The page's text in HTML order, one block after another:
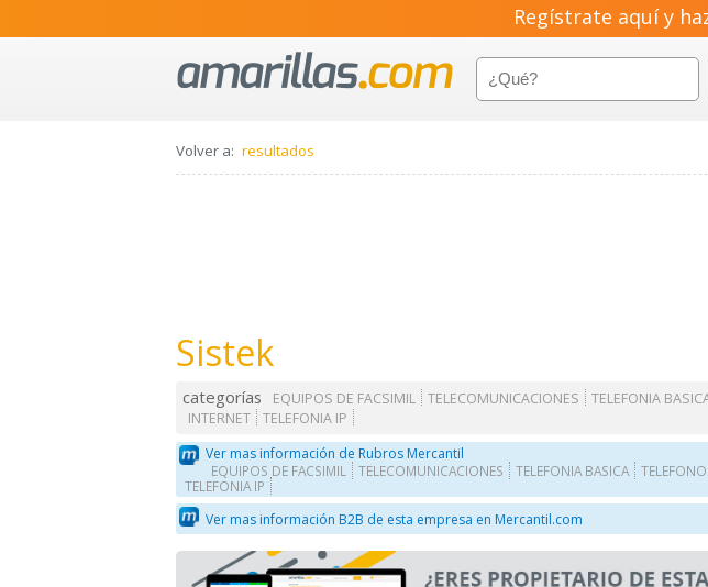
Regístrate aquí y
Volver a: resultados
Sistek
categorías EQUIPOS DE FACSIMIL TELECOMUNICACIONES TELEFONIA
INTERNET
TELEFONIA IP
Ver mas información de Rubros Mercantil
EQUIPOS DE FACSIMIL TELECOMUNICACIONES TELEFONIA BASICA
TELEFONIA IP
Ver mas información B2B de esta empresa en Mercantil.com